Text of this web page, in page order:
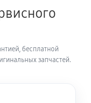
бесплатной
запчастей.